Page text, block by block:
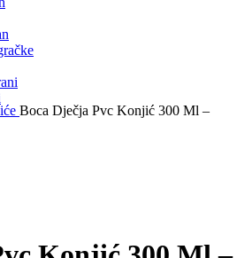
Boca Dječja Pvc Konjić 300 Ml –